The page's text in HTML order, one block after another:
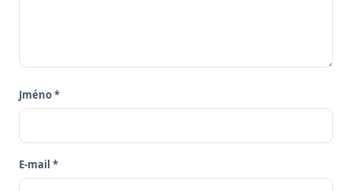
Jméno *
E-mail *